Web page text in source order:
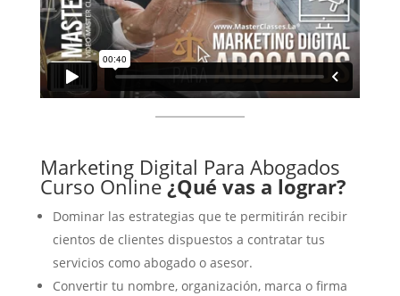
Marketing Digital Para Abogados
Curso Online¿Qué vas a lograr?
Dominar las estrategias que te permitirán recibir
cientos de clientes dispuestos a contratar tus
servicios como abogado o asesor.
Convertir tu nombre, organización, marca o firma